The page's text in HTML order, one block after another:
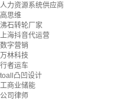
人力资源系统供应商
高思维
沸石转轮厂家
上海抖音代运营
数字营销
万林科技
行者运车
toall凸凹设计
工商业储能
公司律师